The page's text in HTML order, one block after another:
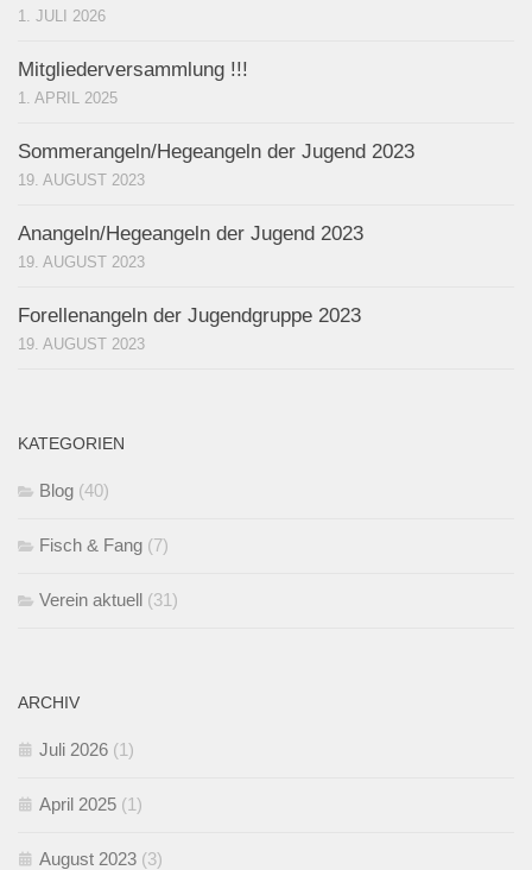
1. JULI 2026
Mitgliederversammlung !!!
1. APRIL 2025
Sommerangeln/Hegeangeln der Jugend 2023
19. AUGUST 2023
Anangeln/Hegeangeln der Jugend 2023
19. AUGUST 2023
Forellenangeln der Jugendgruppe 2023
19. AUGUST 2023
KATEGORIEN
Blog (40)
Fisch & Fang (7)
Verein aktuell (31)
ARCHIV
Juli 2026 (1)
April 2025 (1)
August 2023 (3)